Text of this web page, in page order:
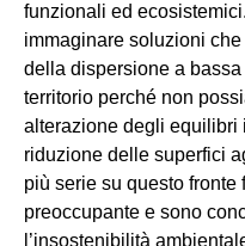
funzionali ed
immaginare soluzioni
della dispersione a bassa
territorio perché non
alterazione degli equilibri
riduzione delle superfici
più serie su questo
preoccupante e sono
l’insostenibilità